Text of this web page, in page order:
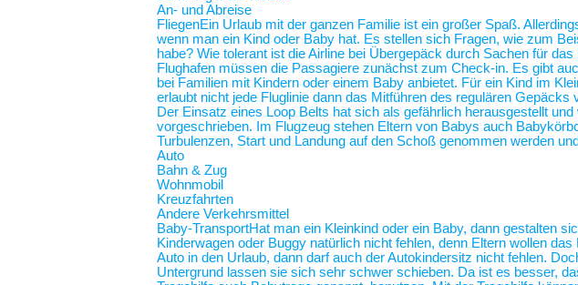
An- und Abreise
FliegenEin Urlaub mit der ganzen Familie ist ein großer Spaß.
wenn man ein Kind oder Baby hat. Es stellen sich Fragen, wie zum
habe? Wie tolerant ist die Airline bei Übergepäck durch Sachen für
Flughafen müssen die Passagiere zunächst zum Check-in. Es gibt
bei Familien mit Kindern oder einem Baby anbietet. Für ein Kind im
erlaubt nicht jede Fluglinie dann das Mitführen des regulären
Der Einsatz eines Loop Belts hat sich als gefährlich herausgestellt
vorgeschrieben. Im Flugzeug stehen Eltern von Babys auch
Turbulenzen, Start und Landung auf den Schoß genommen werden
Auto
Bahn & Zug
Wohnmobil
Kreuzfahrten
Andere Verkehrsmittel
Baby-TransportHat man ein Kleinkind oder ein Baby, dann gestalten
Kinderwagen oder Buggy natürlich nicht fehlen, denn Eltern wollen
Auto in den Urlaub, dann darf auch der Autokindersitz nicht fehlen.
Untergrund lassen sie sich sehr schwer schieben. Da ist es besser,